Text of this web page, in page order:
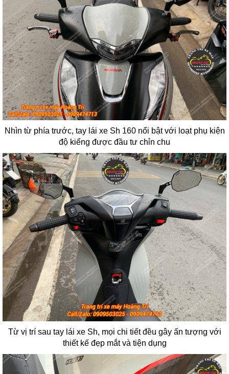
Nhìn từ phía trước, tay lái xe Sh 160 nổi bật với loạt phụ kiện
độ kiểng được đầu tư chỉn chu
Từ vị trí sau tay lái xe Sh, mọi chi tiết đều gây ấn tượng với
thiết kế đẹp mắt và tiện dụng